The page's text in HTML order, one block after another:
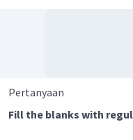
Pertanyaan
Fill the blanks with